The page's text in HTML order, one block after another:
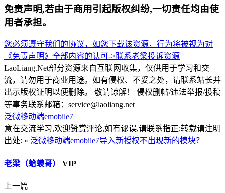
免责声明,若由于商用引起版权纠纷,一切责任均由使
用者承担。
您必须遵守我们的协议，如您下载该资源，行为将被视为对
《免责声明》全部内容的认可->联系老梁投诉资源
LaoLiang.Net部分资源来自互联网收集，仅供用于学习和交
流，请勿用于商业用途。如有侵权、不妥之处，请联系站长并
出示版权证明以便删除。 敬请谅解！ 侵权删帖/违法举报/投稿
等事务联系邮箱：service@laoliang.net
泛微移动端emobile7
意在交流学习,欢迎赞赏评论,如有谬误,请联系指正;转载请注明
出处: » 泛微移动端emobile7导入新授权不出现新的模块？
老梁（蛤蟆哥） VIP
上一篇